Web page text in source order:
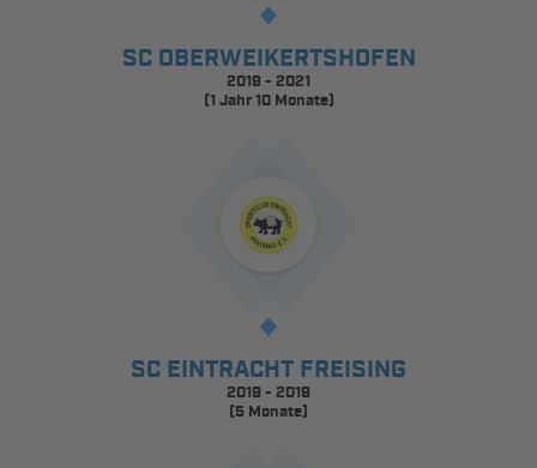
SC OBERWEIKERTSHOFEN
2019 - 2021
(1 Jahr 10 Monate)
SC EINTRACHT FREISING
2019 - 2019
(5 Monate)